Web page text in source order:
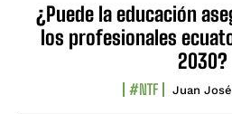
¿Puede la educación
los profesionales
2030?
#NTF Juan